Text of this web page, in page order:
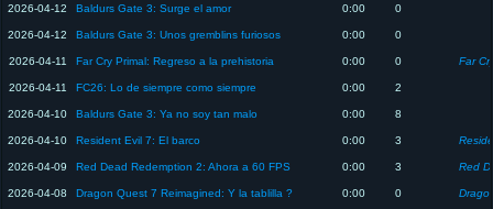
2026-04-12 Baldurs Gate 3: Surge el amor 0:00 0
2026-04-12 Baldurs Gate 3: Unos gremblins furiosos 0:00 0
2026-04-11 Far Cry Primal: Regreso a la prehistoria 0:00 0 Far
2026-04-11 FC26: Lo de siempre como siempre 0:00 2
2026-04-10 Baldurs Gate 3: Ya no soy tan malo 0:00 8
2026-04-10 Resident Evil 7: El barco 0:00 3
2026-04-09 Red Dead Redemption 2: Ahora a 60 FPS 0:00 3 Red
2026-04-08 Dragon Quest 7 Reimagined: Y la tablilla ? 0:00 0